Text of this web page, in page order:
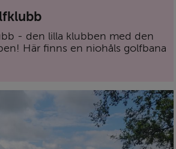
- den lilla klubben med den
Här finns en niohåls golfbana